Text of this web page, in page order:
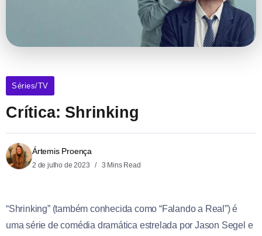
Séries/TV
Crítica: Shrinking
Ártemis Proença
2 de julho de 2023 3 Mins Read
“Shrinking” (também conhecida como “Falando a Real”) é
uma série de comédia dramática estrelada por Jason Segel e